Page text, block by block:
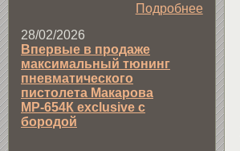
Подробнее
28/02/2026
Впервые в продаже
максимальный тюнинг
пневматического
пистолета Макарова
МР-654К exclusive с
бородой